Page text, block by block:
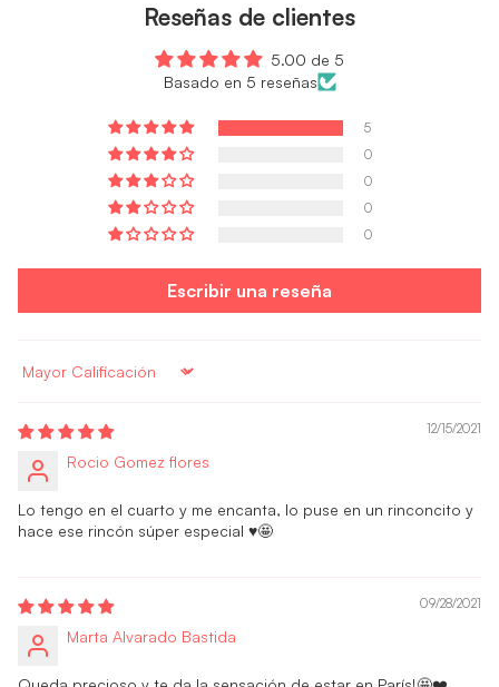
Reseñas de clientes
5.00 de 5
Basado en 5 reseñas
5
0
0
0
0
Escribir una reseña
Sort by
12/15/2021
Rocio Gomez flores
Lo tengo en el cuarto y me encanta, lo puse en un rinconcito y
hace ese rincón súper especial ♥️🤩
09/28/2021
Marta Alvarado Bastida